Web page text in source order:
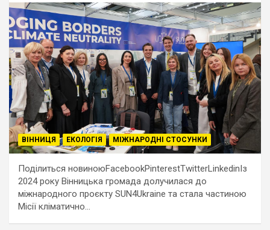
ВІННИЦЯ ЕКОЛОГІЯ МІЖНАРОДНІ СТОСУНКИ
Поділиться новиноюFacebookPinterestTwitterLinkedinІз
2024 року Вінницька громада долучилася до
міжнародного проєкту SUN4Ukraine та стала частиною
Місії кліматично…